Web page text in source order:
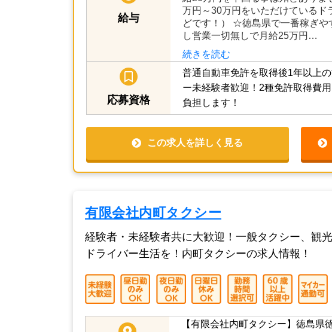
続きを読む
月給168,170円～300,000円以上+
給20万円を下回る事は殆どありま
万円～30万円をいただけているド
どです！） ☆徳島県で一番稼ぎや
し営業一切無しで月給25万円…
続きを読む
応募資格
普通自動車免許を取得後1年以上
ー未経験者歓迎！2種免許取得費
有限会社内町タクシー
経験者・未経験者共に大歓迎！一般タクシー、観
ドライバー生活を！内町タクシーの求人情報！